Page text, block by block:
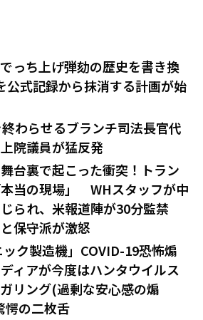
っち上げ弾劾の歴史を書き換
式記録から抹消する計画が始
わらせるブランチ司法長官代
院議員が猛反発
舞台裏で起こった衝突！トラン
当の現場」 WHスタッフが中
られ、米報道陣が30分監禁
保守派が激怒
ク製造機」COVID-19恐怖煽
ィアが今度はハンタウイルス
リング(過剰な安心感の煽
愕の二枚舌